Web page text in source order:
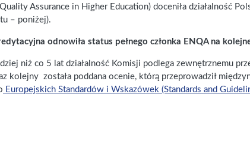
Assurance in Higher Education) doceniła działalność
– poniżej).
odnowiła status pełnego członka ENQA na
niż co 5 lat działalność Komisji podlega zewnętrznemu
kolejny została poddana ocenie, którą przeprowadził
Europejskich Standardów i Wskazówek (Standards and